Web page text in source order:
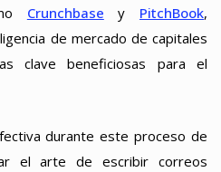
Crunchbase y PitchBook,
de mercado de capitales
clave beneficiosas para el
durante este proceso de
el arte de escribir correos